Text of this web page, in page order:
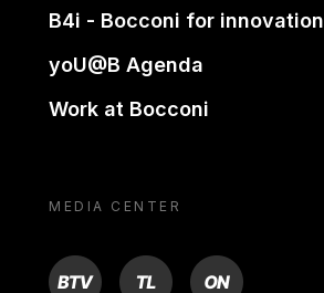
B4i - Bocconi for innovation
yoU@B Agenda
Work at Bocconi
MEDIA CENTER
BTV TL ON